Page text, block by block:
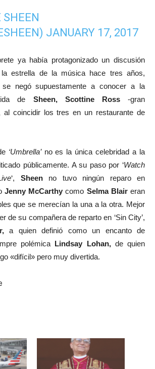
JANUARY 17, 2017
ya había protagonizado un discusión
estrella de la música hace tres años,
negó supuestamente a conocer a la
de Sheen, Scottine Ross-gran
al coincidir los tres en un restaurante de
‘Umbrella’no es la única celebridad a la
públicamente. A su paso por ‘Watch
‘, Sheenno tuvo ningún reparo en
Jenny McCarthy como Selma Blaireran
que se merecían la una a la otra. Mejor
de su compañera de reparto en ‘Sin City’,
a quien definió como un encanto de
polémica Lindsay Lohan,de quien
«difícil» pero muy divertida.